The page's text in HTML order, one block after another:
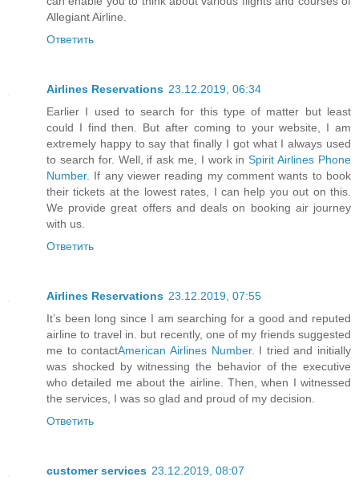
Allegiant Airline.
Ответить
Airlines Reservations 23.12.2019, 06:34
Earlier I used to search for this type of matter but least
could I find then. But after coming to your website, I am
extremely happy to say that finally I got what I always used
to search for. Well, if ask me, I work inSpirit Airlines Phone
Number. If any viewer reading my comment wants to book
their tickets at the lowest rates, I can help you out on this.
We provide great offers and deals on booking air journey
with us.
Ответить
Airlines Reservations 23.12.2019, 07:55
It’s been long since I am searching for a good and reputed
airline to travel in. but recently, one of my friends suggested
me to contactAmerican Airlines Number. I tried and initially
was shocked by witnessing the behavior of the executive
who detailed me about the airline. Then, when I witnessed
the services, I was so glad and proud of my decision.
Ответить
customer services 23.12.2019, 08:07